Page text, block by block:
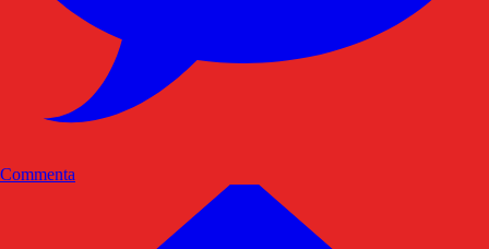
Commenta